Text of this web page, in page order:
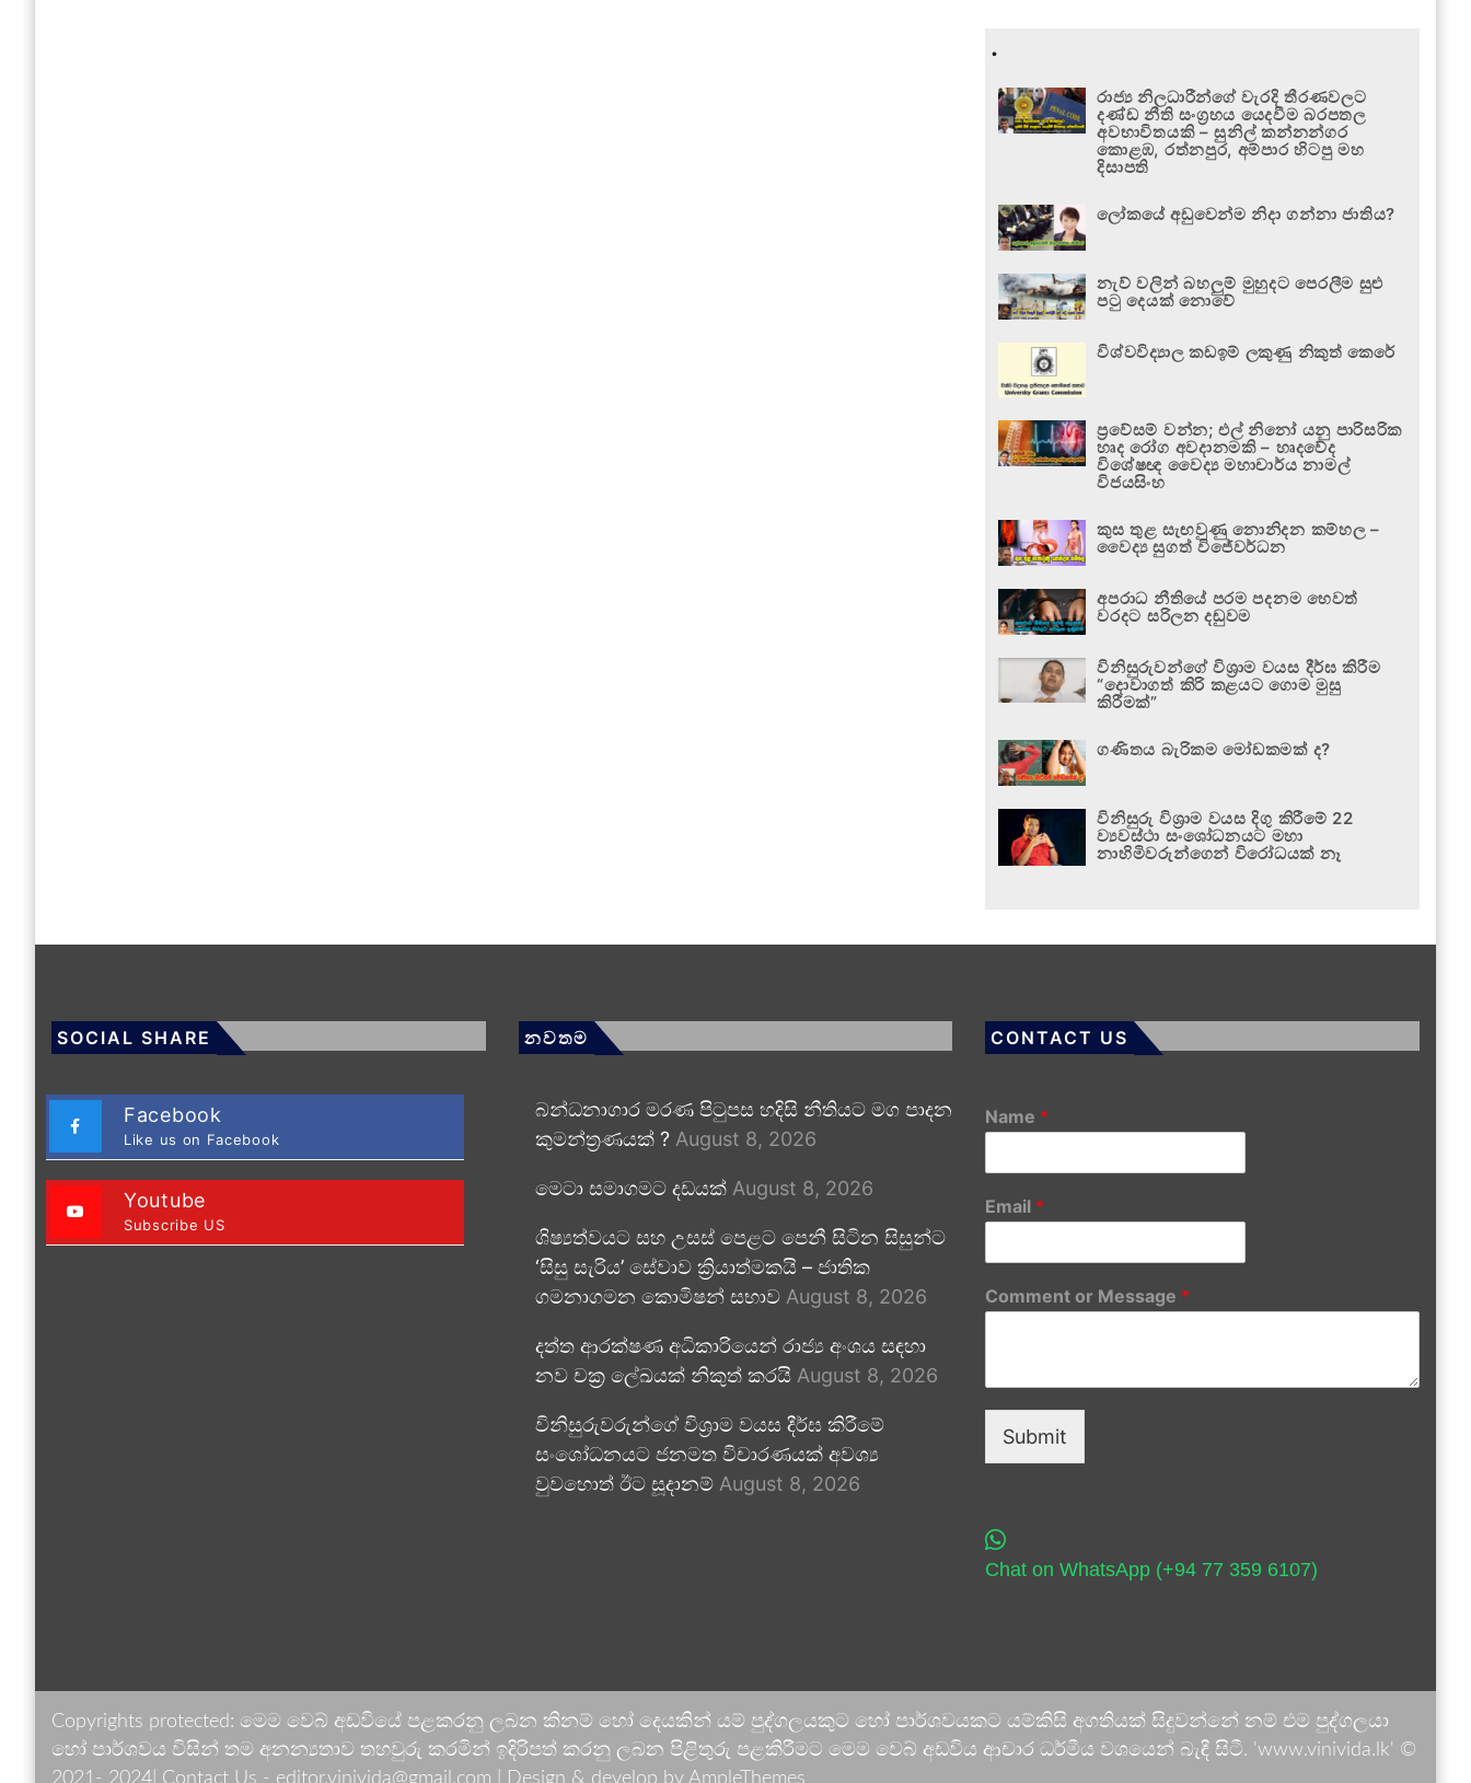
.
රාජ්‍ය නිලධාරීන්ගේ වැරදි තීරණවලට
දණ්ඩ නීති සංග්‍රහය යෙදවීම බරපතල
අවභාවිතයකි – සුනිල් කන්නන්ගර
කොළඹ, රත්නපුර, අම්පාර හිටපු මහ
දිසාපති
ලෝකයේ අඩුවෙන්ම නිදා ගන්නා ජාතිය?
නැව් වලින් බහලුම් මුහුදට පෙරලීම සුළු
පටු දෙයක් නොවේ
විශ්වවිද්‍යාල කඩඉම් ලකුණු නිකුත් කෙරේ
ප්‍රවේසම් වන්න; එල් නිනෝ යනු පාරිසරික
හෘද රෝග අවදානමකි – හෘදවේද
විශේෂඥ වෛද්‍ය මහාචාර්ය නාමල්
විජයසිංහ
කුස තුළ සැඟවුණු නොනිදන කම්හල –
වෛද්‍ය සුගත් විජේවර්ධන
අපරාධ නීතියේ පරම පදනම හෙවත්
වරදට සරිලන දඬුවම
විනිසුරුවන්ගේ විශ්‍රාම වයස දීර්ඝ කිරීම
“දොවාගත් කිරි කළයට ගොම මුසු
කිරීමක්”
ගණිතය බැරිකම මෝඩකමක් ද?
විනිසුරු විශ්‍රාම වයස දිගු කිරීමේ 22
ව්‍යවස්ථා සංශෝධනයට මහා
නාහිමිවරුන්ගෙන් විරෝධයක් නෑ
SOCIAL SHARE
Facebook
Like us on Facebook
Youtube
Subscribe US
නවතම
බන්ධනාගාර මරණ පිටුපස හදිසි නීතියට මග පාදන
කුමන්ත්‍රණයක් ? August 8, 2026
මෙටා සමාගමට දඩයක් August 8, 2026
ශිෂ්‍යත්වයට සහ උසස් පෙළට පෙනී සිටින සිසුන්ට
‘සිසු සැරිය’ සේවාව ක්‍රියාත්මකයි – ජාතික
ගමනාගමන කොමිෂන් සභාව August 8, 2026
දත්ත ආරක්ෂණ අධිකාරියෙන් රාජ්‍ය අංශය සඳහා
නව චක්‍ර ලේඛයක් නිකුත් කරයි August 8, 2026
විනිසුරුවරුන්ගේ විශ්‍රාම වයස දීර්ඝ කිරීමේ
සංශෝධනයට ජනමත විචාරණයක් අවශ්‍ය
වුවහොත් ඊට සූදානම් August 8, 2026
CONTACT US
Name *
Email *
Comment or Message *
Submit
Chat on WhatsApp (+94 77 359 6107)
Copyrights protected: මෙම වෙබ් අඩවියේ පළකරනු ලබන කිනම් හෝ දෙයකින් යම් පුද්ගලයකුට හෝ පාර්ශවයකට යම්කිසි අගතියක් සිදුවන්නේ නම් එම පුද්ගලයා
හෝ පාර්ශවය විසින් තම අනන්‍යතාව තහවුරු කරමින් ඉදිරිපත් කරනු ලබන පිළිතුරු පළකිරීමට මෙම වෙබ් අඩවිය ආචාර ධර්මීය වශයෙන් බැඳී සිටී. 'www.vinivida.lk' ©
2021- 2024| Contact Us - editor.vinivida@gmail.com |
Design & develop by AmpleThemes